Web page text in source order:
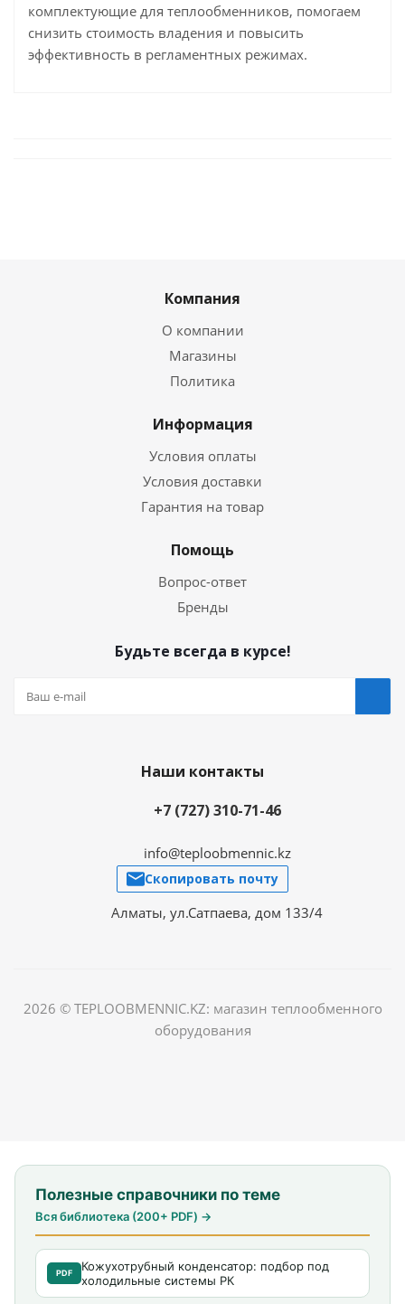
комплектующие для теплообменников, помогаем
снизить стоимость владения и повысить
эффективность в регламентных режимах.
Компания
О компании
Магазины
Политика
Информация
Условия оплаты
Условия доставки
Гарантия на товар
Помощь
Вопрос-ответ
Бренды
Будьте всегда в курсе!
Наши контакты
+7 (727) 310-71-46
info@teploobmennic.kz
Скопировать почту
Алматы, ул.Сатпаева, дом 133/4
2026 © TEPLOOBMENNIC.KZ: магазин теплообменного
оборудования
Полезные справочники по теме
Вся библиотека (200+ PDF) →
PDF
Кожухотрубный конденсатор: подбор под
холодильные системы РК